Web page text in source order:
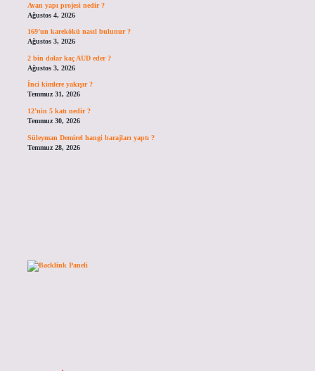
Avan yapı projesi nedir ?
Ağustos 4, 2026
169’un karekökü nasıl bulunur ?
Ağustos 3, 2026
2 bin dolar kaç AUD eder ?
Ağustos 3, 2026
İnci kimlere yakışır ?
Temmuz 31, 2026
12’nin 5 katı nedir ?
Temmuz 30, 2026
Süleyman Demirel hangi barajları yaptı ?
Temmuz 28, 2026